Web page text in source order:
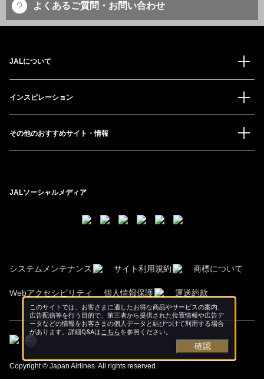
よくあるご質問・お問い合わせ
JALについて
インスピレーション
その他のおすすめサイト・情報
JALソーシャルメディア
システムメンテナンス サイト利用規約 商標について
Webアクセシビリティ 個人情報保護 運送約款
Copyright © Japan Airlines. All rights reserved.
このサイトでは、お客さまに適したお得な商品やサービスの案内、
広告配信等を行う目的で、第三者から提供された位置情報や広告デ
ータなどの情報をお客さまの個人データと結びつけて利用する場合
があります。詳細Q&Aはこちらを参照ください。
確認